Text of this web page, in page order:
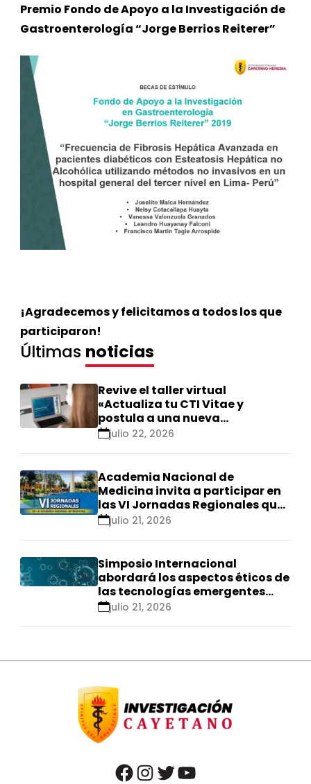
Premio Fondo de Apoyo a la Investigación de
Gastroenterología “Jorge Berrios Reiterer”
¡Agradecemos y felicitamos a todos los que
participaron!
Últimas noticias
Revive el taller virtual
«Actualiza tu CTI Vitae y
postula a una nueva
calificación Renacyt»
julio 22, 2026
Academia Nacional de
Medicina invita a participar en
las VI Jornadas Regionales que
se realizarán en Ica
julio 21, 2026
Simposio Internacional
abordará los aspectos éticos de
las tecnologías emergentes
para el control de
julio 21, 2026
facebook instagram twitter youtube